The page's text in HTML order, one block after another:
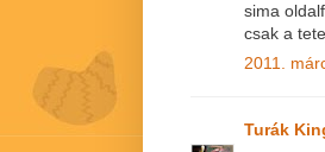
sima
csak a
2011.
Turák